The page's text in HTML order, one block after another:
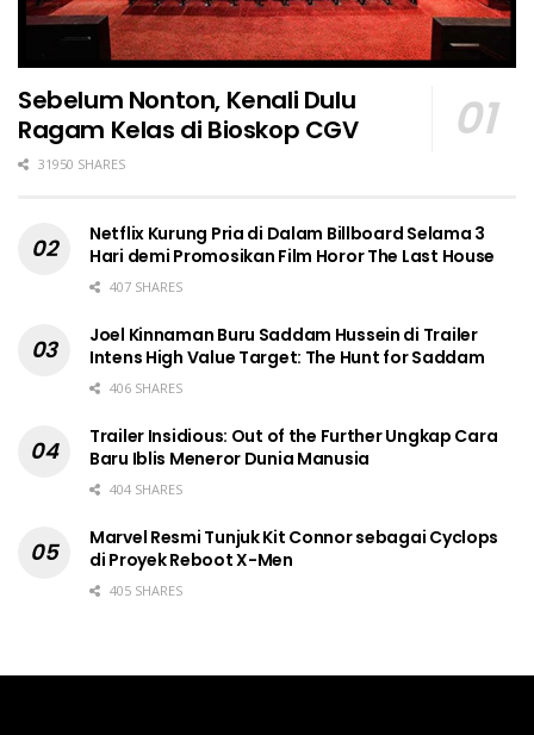
Sebelum Nonton, Kenali Dulu
Ragam Kelas di Bioskop CGV
31950 SHARES
Netflix Kurung Pria di Dalam Billboard Selama 3
Hari demi Promosikan Film Horor The Last House
407 SHARES
Joel Kinnaman Buru Saddam Hussein di Trailer
Intens High Value Target: The Hunt for Saddam
406 SHARES
Trailer Insidious: Out of the Further Ungkap Cara
Baru Iblis Meneror Dunia Manusia
404 SHARES
Marvel Resmi Tunjuk Kit Connor sebagai Cyclops
di Proyek Reboot X-Men
405 SHARES